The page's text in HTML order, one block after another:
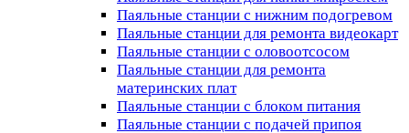
Паяльные станции с нижним подогревом
Паяльные станции для ремонта видеокарт
Паяльные станции с оловоотсосом
Паяльные станции для ремонта
материнских плат
Паяльные станции с блоком питания
Паяльные станции с подачей припоя